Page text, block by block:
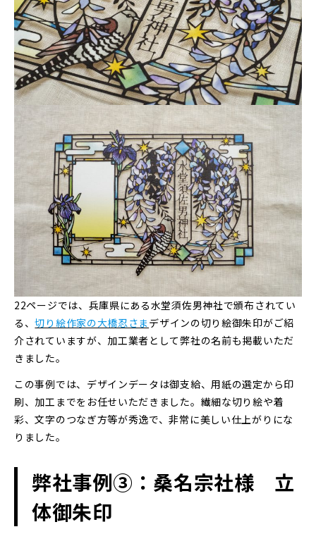
22ページでは、兵庫県にある水堂須佐男神社で頒布されてい
る、切り絵作家の大橋忍さま デザインの切り絵御朱印がご紹
介されていますが、加工業者として弊社の名前も掲載いただ
きました。
この事例では、デザインデータは御支給、用紙の選定から印
刷、加工までをお任せいただきました。繊細な切り絵や着
彩、文字のつなぎ方等が秀逸で、非常に美しい仕上がりにな
りました。
弊社事例③：桑名宗社様 立
体御朱印